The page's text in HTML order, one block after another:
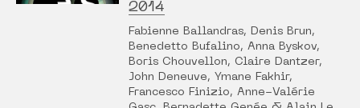
2014
Fabienne Ballandras, Denis Brun,
Benedetto Bufalino, Anna Byskov,
Boris Chouvellon, Claire Dantzer,
John Deneuve, Ymane Fakhir,
Francesco Finizio, Anne-Valérie